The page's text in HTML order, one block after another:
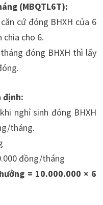
(MBQTL6T):
cứ đóng BHXH của 6
cho 6.
đóng BHXH thì lấy
định:
nghỉ sinh đóng BHXH
tháng.
đồng/tháng
= 10.000.000 × 6